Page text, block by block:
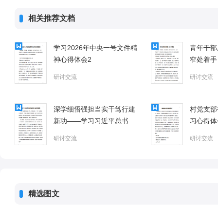
相关推荐文档
学习2026年中央一号文件精
神心得体会2
研讨交流
青年干
窄处着
研讨交流
深学细悟强担当实干笃行建
新功——学习习近平总书记
研讨交流
村党支
习心得
研讨交流
精选图文